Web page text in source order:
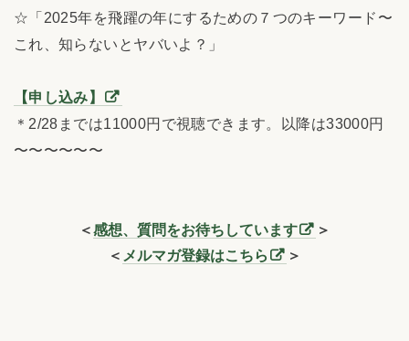
☆「2025年を飛躍の年にするための７つのキーワード〜
これ、知らないとヤバいよ？」
【申し込み】
＊2/28までは11000円で視聴できます。以降は33000円
〜〜〜〜〜〜
＜感想、質問をお待ちしています
＞
＜ メルマガ登録はこちら ＞